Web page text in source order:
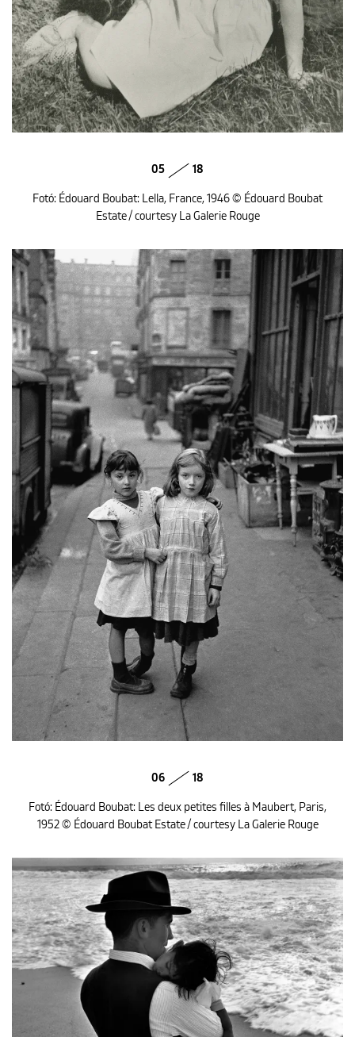
05 18
Fotó: Édouard Boubat: Lella, France, 1946 © Édouard Boubat
Estate / courtesy La Galerie Rouge
06 18
Fotó: Édouard Boubat: Les deux petites filles à Maubert, Paris,
1952 © Édouard Boubat Estate / courtesy La Galerie Rouge